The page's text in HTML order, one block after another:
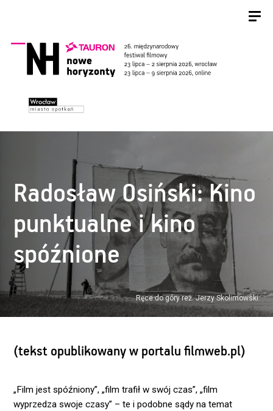
Ręce do góry reż. Jerzy Skolimowski
Radosław Osiński: Kino
punktualne i kino
spóźnione
(tekst opublikowany w portalu filmweb.pl)
„Film jest spóźniony”, „film trafił w swój czas”, „film
wyprzedza swoje czasy” – te i podobne sądy na temat